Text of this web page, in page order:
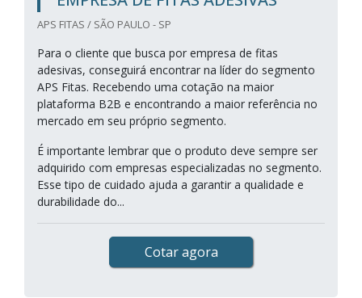
APS FITAS / SÃO PAULO - SP
Para o cliente que busca por empresa de fitas
adesivas, conseguirá encontrar na líder do segmento
APS Fitas. Recebendo uma cotação na maior
plataforma B2B e encontrando a maior referência no
mercado em seu próprio segmento.
É importante lembrar que o produto deve sempre ser
adquirido com empresas especializadas no segmento.
Esse tipo de cuidado ajuda a garantir a qualidade e
durabilidade do...
Cotar agora